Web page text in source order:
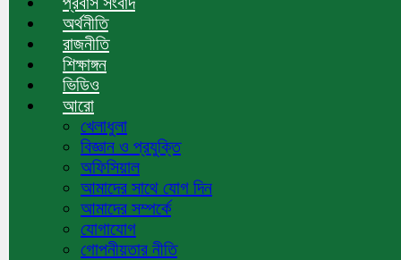
অর্থনীতি
রাজনীতি
শিক্ষাঙ্গন
ভিডিও
আরো
খেলাধুলা
বিজ্ঞান ও প্রযুক্তি
অফিসিয়াল
আমাদের সাথে যোগ দিন
আমাদের সম্পর্কে
যোগাযোগ
গোপনীয়তার নীতি